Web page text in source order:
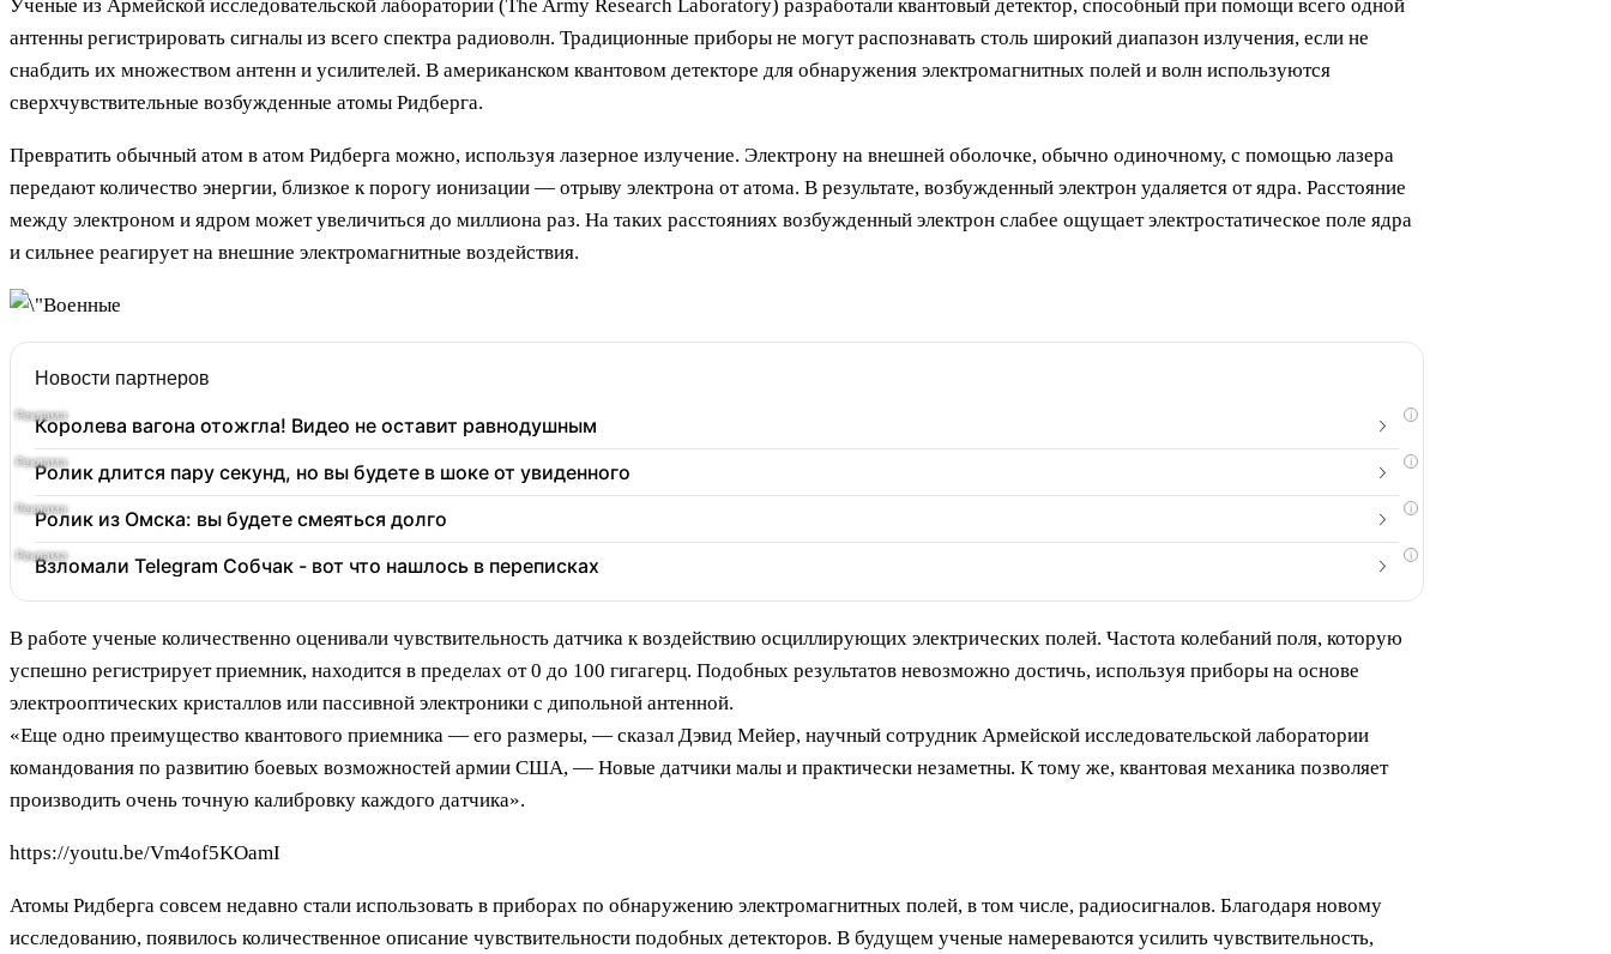
Ученые из Армейской исследовательской лаборатории (The Army Research Laboratory) разработали квантовый детектор, способный при помощи всего одной
антенны регистрировать сигналы из всего спектра радиоволн. Традиционные приборы не могут распознавать столь широкий диапазон излучения, если не
снабдить их множеством антенн и усилителей. В американском квантовом детекторе для обнаружения электромагнитных полей и волн используются
сверхчувствительные возбужденные атомы Ридберга.
Превратить обычный атом в атом Ридберга можно, используя лазерное излучение. Электрону на внешней оболочке, обычно одиночному, с помощью лазера
передают количество энергии, близкое к порогу ионизации — отрыву электрона от атома. В результате, возбужденный электрон удаляется от ядра. Расстояние
между электроном и ядром может увеличиться до миллиона раз. На таких расстояниях возбужденный электрон слабее ощущает электростатическое поле ядра
и сильнее реагирует на внешние электромагнитные воздействия.
Новости партнеров
i
Королева вагона отожгла! Видео не оставит равнодушным
i
Ролик длится пару секунд, но вы будете в шоке от увиденного
i
Ролик из Омска: вы будете смеяться долго
i
Взломали Telegram Собчак - вот что нашлось в переписках
В работе ученые количественно оценивали чувствительность датчика к воздействию осциллирующих электрических полей. Частота колебаний поля, которую
успешно регистрирует приемник, находится в пределах от 0 до 100 гигагерц. Подобных результатов невозможно достичь, используя приборы на основе
электрооптических кристаллов или пассивной электроники с дипольной антенной.
«Еще одно преимущество квантового приемника — его размеры, — сказал Дэвид Мейер, научный сотрудник Армейской исследовательской лаборатории
командования по развитию боевых возможностей армии США, — Новые датчики малы и практически незаметны. К тому же, квантовая механика позволяет
производить очень точную калибровку каждого датчика».
https://youtu.be/Vm4of5KOamI
Атомы Ридберга совсем недавно стали использовать в приборах по обнаружению электромагнитных полей, в том числе, радиосигналов. Благодаря новому
исследованию, появилось количественное описание чувствительности подобных детекторов. В будущем ученые намереваются усилить чувствительность,